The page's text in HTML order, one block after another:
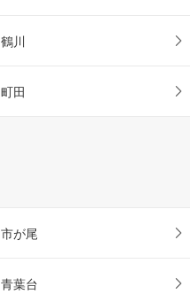
鶴川
町田
市が尾
青葉台